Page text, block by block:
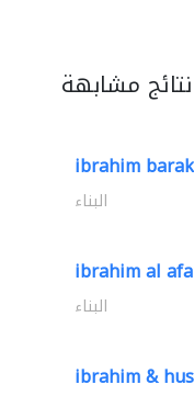
نتائج مشابهة
ibrahim
البناء
ibrahim al
البناء
ibrahim &